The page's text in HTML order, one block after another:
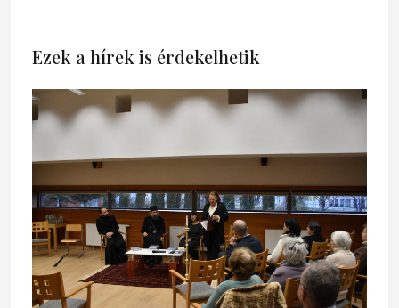
Ezek a hírek is érdekelhetik